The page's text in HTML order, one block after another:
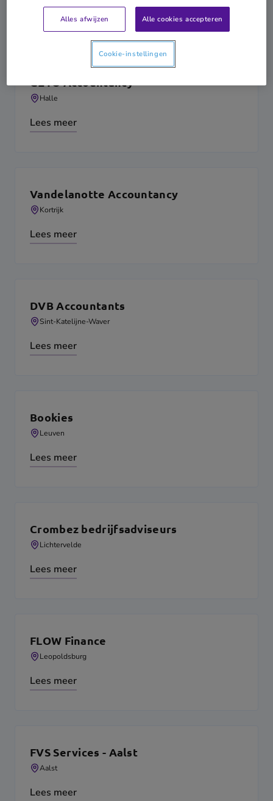
Lees meer
GEYO Accountancy
Halle
Lees meer
Vandelanotte Accountancy
Kortrijk
Lees meer
DVB Accountants
Sint-Katelijne-Waver
Lees meer
Bookies
Leuven
Lees meer
Crombez bedrijfsadviseurs
Lichtervelde
Lees meer
FLOW Finance
Leopoldsburg
Lees meer
FVS Services - Aalst
Aalst
Lees meer
Alles afwijzen Alle cookies accepteren
Cookie-instellingen